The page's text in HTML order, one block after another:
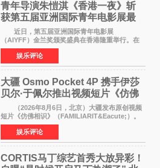
青年导演朱愷淇《香港一夜》斩
获第五届亚洲国际青年电影展最
佳剧本改编奖
近日，第五届亚洲国际青年电影展
（AIYFF）金兰奖颁奖盛典在香港隆重举行。在
这场汇聚数百位海内外电影人、文化界人士及媒
体代表的亚洲青年影视盛会上，香港本土电影
《香港一夜》（Dawn in Ho
娱乐评论
大疆 Osmo Pocket 4P 携手伊莎
贝尔·于佩尔推出视频短片《仿佛
相识》
（2026年8月6日，北京）大疆发布原创视频
短片《仿佛相识》（FAMILIARIT&Eacute;）。
视频短片由戛纳国际电影节最佳女演员伊莎贝尔·
于佩尔（Isabelle Huppert）主演，全程使用大
疆首款双主摄口
娱乐评论
CORTIS马丁综艺首秀大放异彩！